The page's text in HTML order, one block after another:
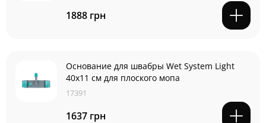
1888 грн
Основание для швабры Wet System Light
40x11 см для плоского мопа
17391
1637 грн